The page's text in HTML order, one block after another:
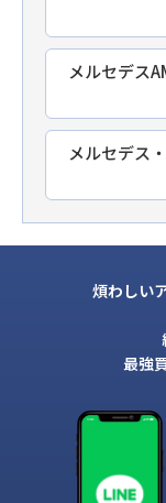
メルセデス
メルセデス
煩わしい
最強